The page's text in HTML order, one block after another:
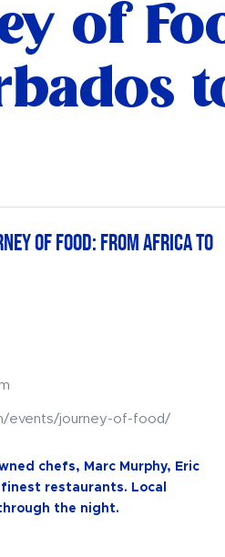
of
of Food: From Africa to
events/journey-of-food/
chefs, Marc Murphy, Eric
restaurants. Local
the night.